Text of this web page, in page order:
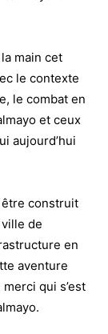
main cet
le contexte
le combat en
et ceux
aujourd’hui
être construit
de
en
aventure
qui s’est